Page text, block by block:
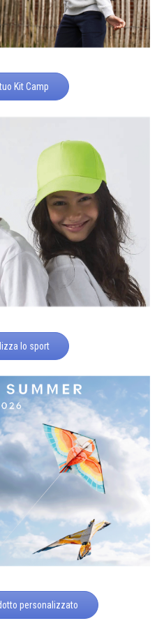
Kit Camp
lo sport
personalizzato